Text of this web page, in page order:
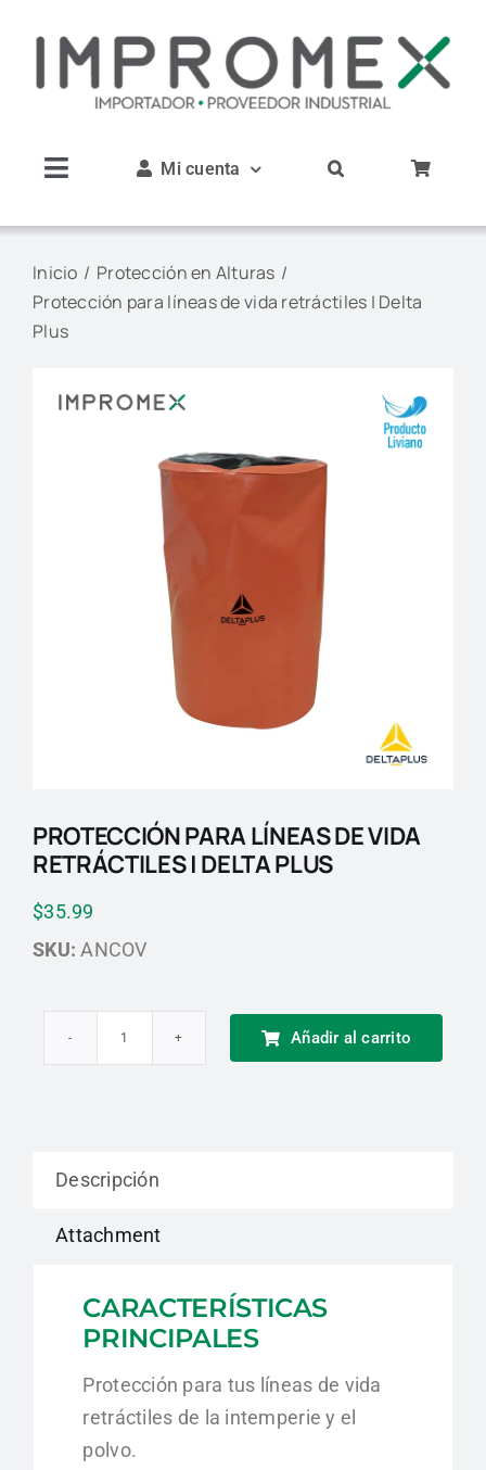
Toggle
Nosotros
Mi cuenta
Inicio
Protección en Alturas
Protección para líneas de vida retráctiles | Delta
Plus
PROTECCIÓN PARA LÍNEAS DE VIDA
RETRÁCTILES | DELTA PLUS
$35.99
SKU: ANCOV
vida
|
Plus
cantidad
Añadir al carrito
Descripción
Attachment
CARACTERÍSTICAS
PRINCIPALES
Protección para tus líneas de vida
retráctiles de la intemperie y el
polvo.